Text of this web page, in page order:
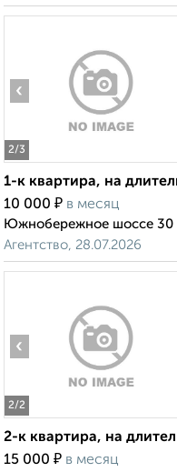
2/3
‹
1-к квартира, на
10 000 ₽ в месяц
Южнобережное шоссе 30
Агентство, 28.07.2026
2/2
‹
2-к квартира, на
15 000 ₽ в месяц